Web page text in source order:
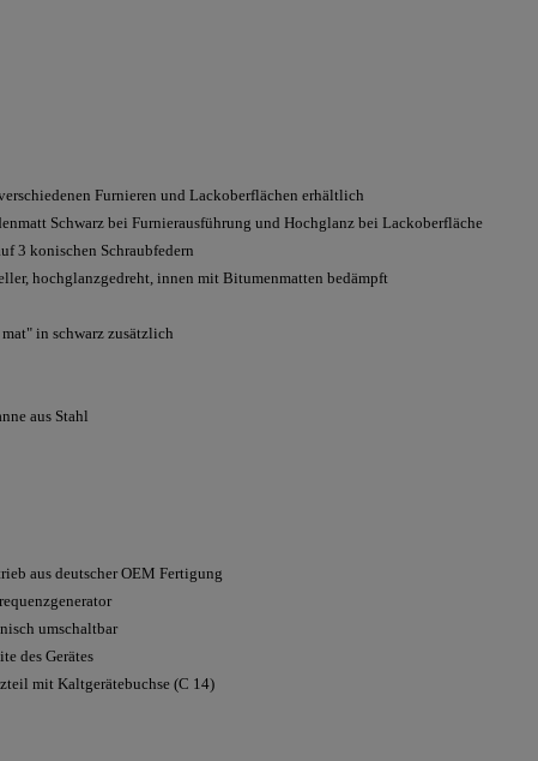
Furnieren und Lackoberflächen erhältlich
Schwarz bei Furnierausführung und Hochglanz bei Lackoberfläche
3 konischen Schraubfedern
hochglanzgedreht, innen mit Bitumenmatten bedämpft
in schwarz zusätzlich
aus Stahl
aus deutscher OEM Fertigung
umschaltbar
des Gerätes
mit Kaltgerätebuchse (C 14)